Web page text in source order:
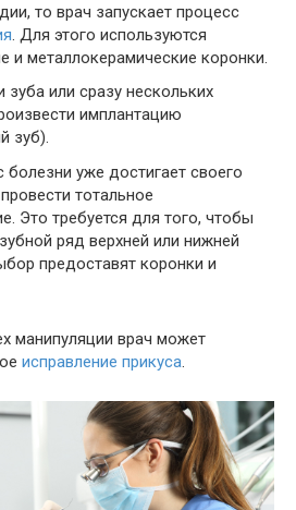
то врач запускает процесс
. Для этого используются
и металлокерамические коронки.
зуба или сразу нескольких
имплантацию
зуб).
болезни уже достигает своего
тотальное
Это требуется для того, чтобы
ряд верхней или нижней
предоставят коронки и
манипуляции врач может
исправление прикуса.